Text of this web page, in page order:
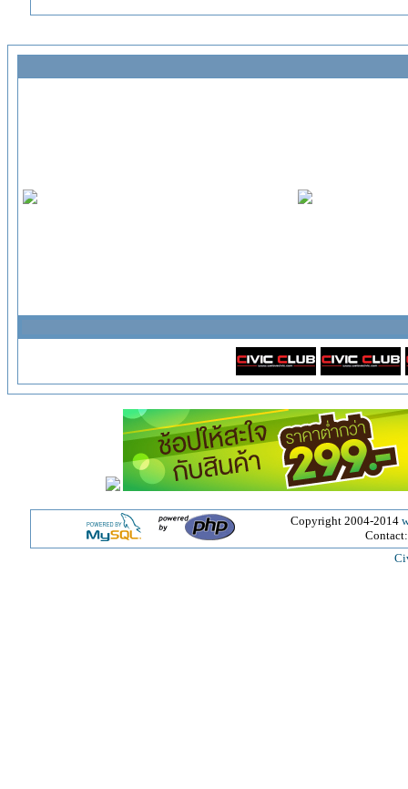
Copyright 2004-2014